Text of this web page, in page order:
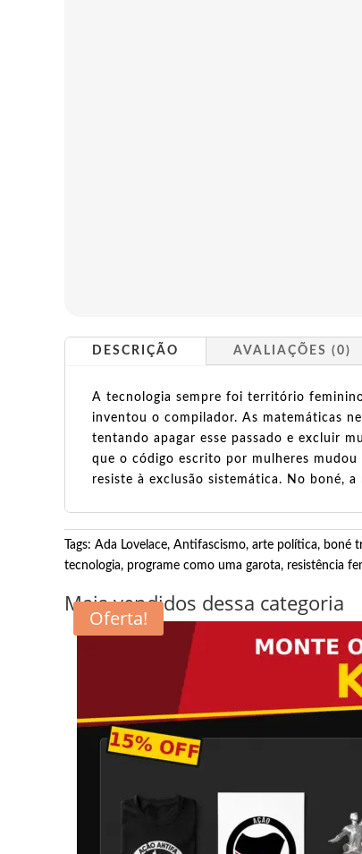
DESCRIÇÃO AVALIAÇÕES (0)
A tecnologia sempre foi território
inventou o compilador. As matemáticas
tentando apagar esse passado e excluir
que o código escrito por mulheres
resiste à exclusão sistemática. No boné,
Tags: Ada Lovelace, Antifascismo, arte política, boné
tecnologia, programe como uma garota, resistência
Mais vendidos dessa categoria
Oferta!